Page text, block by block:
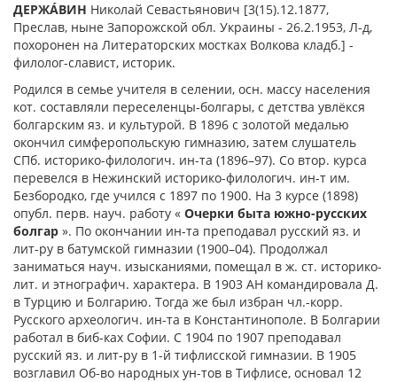
ДЕРЖÁВИН Николай Севастьянович [3(15).12.1877,
Преслав, ныне Запорожской обл. Украины - 26.2.1953, Л-д,
похоронен на Литераторских мостках Волкова кладб.] -
филолог-славист, историк.
Родился в семье учителя в селении, осн. массу населения
кот. составляли переселенцы-болгары, с детства увлёкся
болгарским яз. и культурой. В 1896 с золотой медалью
окончил симферопольскую гимназию, затем слушатель
СПб. историко-филологич. ин-та (1896–97). Со втор. курса
перевелся в Нежинский историко-филологич. ин-т им.
Безбородко, где учился с 1897 по 1900. На 3 курсе (1898)
опубл. перв. науч. работу « Очерки быта южно-русских
болгар ». По окончании ин-та преподавал русский яз. и
лит-ру в батумской гимназии (1900–04). Продолжал
заниматься науч. изысканиями, помещал в ж. ст. историко-
лит. и этнографич. характера. В 1903 АН командировала Д.
в Турцию и Болгарию. Тогда же был избран чл.-корр.
Русского археологич. ин-та в Константинополе. В Болгарии
работал в биб-ках Софии. С 1904 по 1907 преподавал
русский яз. и лит-ру в 1-й тифлисской гимназии. В 1905
возглавил Об-во народных ун-тов в Тифлисе, основал 12